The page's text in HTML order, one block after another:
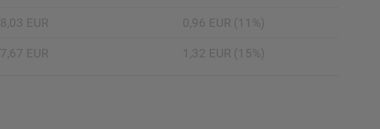
8,03 EUR 0,96 EUR (11%)
7,67 EUR 1,32 EUR (15%)